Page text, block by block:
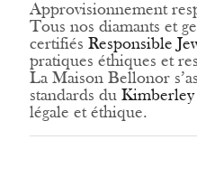
Approvisionnement
Tous nos diamants et
certifiésResponsible
pratiques éthiques et
La Maison Bellonor
standards duKimberley
légale et éthique.